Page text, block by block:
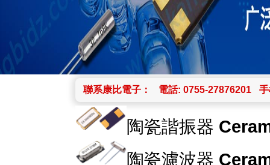
聯系康比電子： 電話: 0755-27876201
陶瓷諧振器
陶瓷濾波器